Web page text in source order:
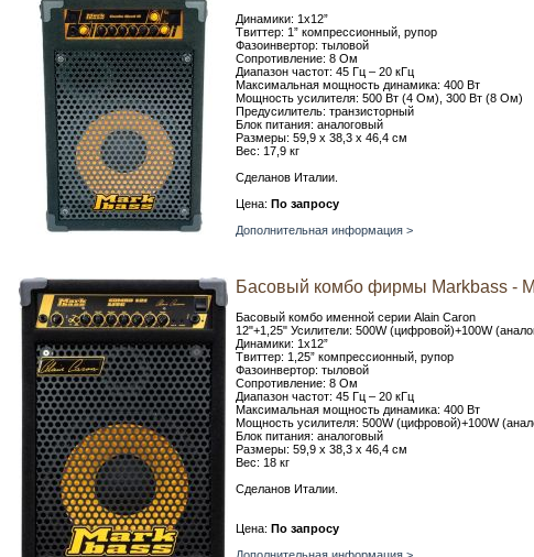
Динамики: 1x12”
Твиттер: 1” компрессионный, рупор
Фазоинвертор: тыловой
Сопротивление: 8 Ом
Диапазон частот: 45 Гц – 20 кГц
Максимальная мощность динамика: 400 Вт
Мощность усилителя: 500 Вт (4 Ом), 300 Вт (8 Ом)
Предусилитель: транзисторный
Блок питания: аналоговый
Размеры: 59,9 х 38,3 х 46,4 см
Вес: 17,9 кг
Сделанов Италии.
Цена: По запросу
Дополнительная информация >
Басовый комбо фирмы Markbass -
Басовый комбо именной серии Alain Caron
12"+1,25" Усилители: 500W (цифровой)+100W
Динамики: 1x12”
Твиттер: 1,25” компрессионный, рупор
Фазоинвертор: тыловой
Сопротивление: 8 Ом
Диапазон частот: 45 Гц – 20 кГц
Максимальная мощность динамика: 400 Вт
Мощность усилителя: 500W (цифровой)+100W
Блок питания: аналоговый
Размеры: 59,9 х 38,3 х 46,4 см
Вес: 18 кг
Сделанов Италии.
Цена: По запросу